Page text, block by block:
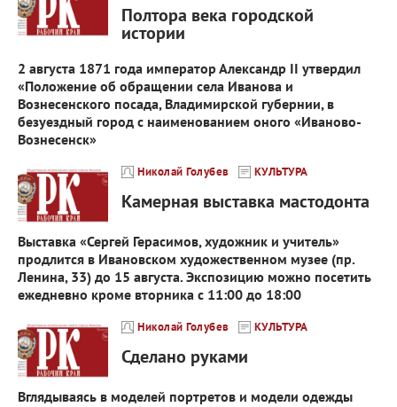
Полтора века городской
истории
2 августа 1871 года император Александр II утвердил
«Положение об обращении села Иванова и
Вознесенского посада, Владимирской губернии, в
безуездный город с наименованием оного «Иваново-
Вознесенск»
Николай Голубев КУЛЬТУРА
Камерная выставка мастодонта
Выставка «Сергей Герасимов, художник и учитель»
продлится в Ивановском художественном музее (пр.
Ленина, 33) до 15 августа. Экспозицию можно посетить
ежедневно кроме вторника с 11:00 до 18:00
Николай Голубев КУЛЬТУРА
Сделано руками
Вглядываясь в моделей портретов и модели одежды